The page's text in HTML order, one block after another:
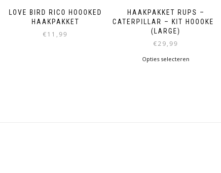
LOVE BIRD RICO HOOOKED
HAAKPAKKET
€11,99
HAAKPAKKET RUPS –
CATERPILLAR – KIT HOOOKED
(LARGE)
€29,99
Opties selecteren